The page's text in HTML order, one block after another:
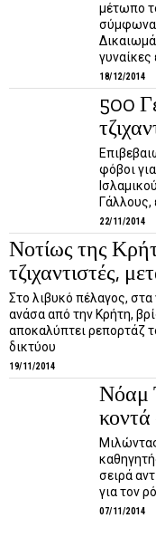
μέτωπο
σύμφωνα
γυναίκες
18/12/2014
500
φόβοι
Γάλλους,
22/11/2014
Νοτίως της
τζιχαντιστές,
Στο λιβυκό πέλαγος,
ανάσα από την Κρήτη,
αποκαλύπτει ρεπορτάζ
δικτύου
19/11/2014
Νόαμ
κοντά
σειρά
για τον
07/11/2014